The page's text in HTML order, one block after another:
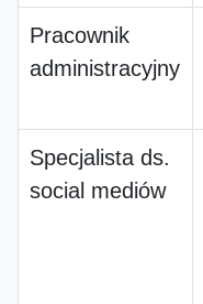
Pracownik
administracyjny
Specjalista ds.
social mediów